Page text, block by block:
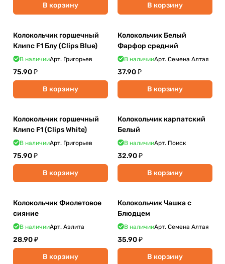
В корзину В корзину
Колокольчик горшечный
Клипс F1 Блу (Clips Blue)
В наличииАрт. Григорьев
75.90 ₽
В корзину
Колокольчик Белый
Фарфор средний
В наличииАрт. Семена Алтая
37.90 ₽
В корзину
Колокольчик горшечный
Клипс F1 (Clips White)
В наличииАрт. Григорьев
75.90 ₽
В корзину
Колокольчик карпатский
Белый
В наличииАрт. Поиск
32.90 ₽
В корзину
Колокольчик Фиолетовое
сияние
В наличииАрт. Аэлита
28.90 ₽
В корзину
Колокольчик Чашка с
Блюдцем
В наличииАрт. Семена Алтая
35.90 ₽
В корзину